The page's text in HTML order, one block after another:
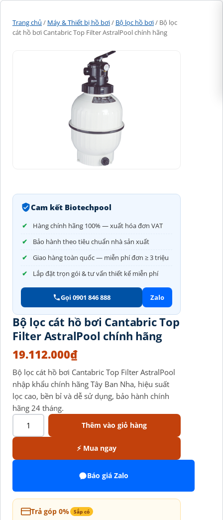
Trang chủ / Máy & Thiết bị hồ bơi/ Bộ lọc hồ bơi/ Bộ lọc
cát hồ bơi Cantabric Top Filter AstralPool chính hãng
Cam kết Biotechpool
Hàng chính hãng 100% — xuất hóa đơn VAT
Bảo hành theo tiêu chuẩn nhà sản xuất
Giao hàng toàn quốc — miễn phí đơn ≥ 3 triệu
Lắp đặt trọn gói & tư vấn thiết kế miễn phí
Gọi 0901 846 888 Zalo
Bộ lọc cát hồ bơi Cantabric Top
Filter AstralPool chính hãng
19.112.000₫
Bộ lọc cát hồ bơi Cantabric Top Filter AstralPool
nhập khẩu chính hãng Tây Ban Nha, hiệu suất
lọc cao, bền bỉ và dễ sử dụng, bảo hành chính
hãng 24 tháng.
Thêm vào giỏ hàng
⚡ Mua ngay
Báo giá Zalo
Trả góp 0% Sắp có